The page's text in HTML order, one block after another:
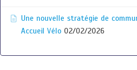
Une nouvelle stratégie de
Accueil Vélo 02/02/2026